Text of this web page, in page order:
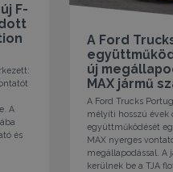
F-
A
és
A Ford
új
MAX jármű
A Ford Trucks
mélyíti hosszú évek
együttműködését
MAX nyerges
megállapodással. A
kerülnek be a TJA